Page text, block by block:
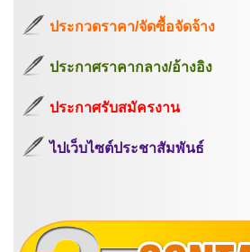
ประกวดราคา/จัดซื้อจัดจ้าง
ประกาศราคากลาง/อ้างอิง
ประกาศรับสมัครงาน
ไปเว็บไซต์ประชาสัมพันธ์